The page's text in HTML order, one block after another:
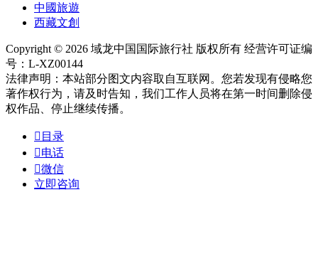
中國旅遊
西藏文創
Copyright © 2026 域龙中国国际旅行社 版权所有 经营许可证编
号：L-XZ00144
法律声明：本站部分图文内容取自互联网。您若发现有侵略您
著作权行为，请及时告知，我们工作人员将在第一时间删除侵
权作品、停止继续传播。
 目录
电话
微信
立即咨询